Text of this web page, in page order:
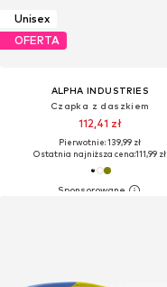
Unisex
OFERTA
ALPHA INDUSTRIES
Czapka z daszkiem
112,41 zł
Pierwotnie: 139,99 zł
Ostatnia najniższa cena:111,99 zł